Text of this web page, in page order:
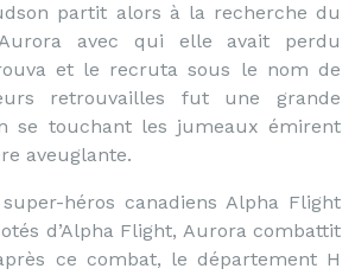
partit alors à la recherche du
avec qui elle avait perdu
et le recruta sous le nom de
retrouvailles fut une grande
se touchant les jumeaux émirent
aveuglante.
héros canadiens Alpha Flight
d’Alpha Flight, Aurora combattit
ce combat, le département H